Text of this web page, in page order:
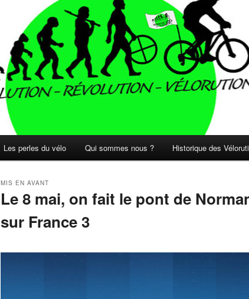
Les perles du vélo Qui sommes nous ? Historique des
Le 8 mai, on fait le pont de
sur France 3
MIS EN AVANT